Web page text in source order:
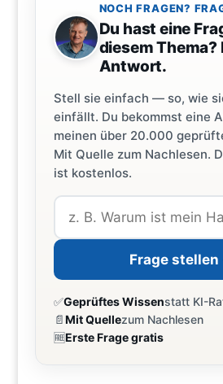
NOCH FRAGEN?
Du hast eine
diesem Thema?
Antwort.
Stell sie einfach — so, wie
einfällt. Du bekommst eine
meinen über 20.000
Mit Quelle zum Nachlesen.
ist kostenlos.
Frage
✅Geprüftes Wissenstatt KI-
📄Mit Quellezum Nachlesen
🆓Erste Frage gratis